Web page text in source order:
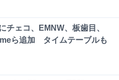
チェコ、EMNW、板歯目、
ら追加 タイムテーブルも